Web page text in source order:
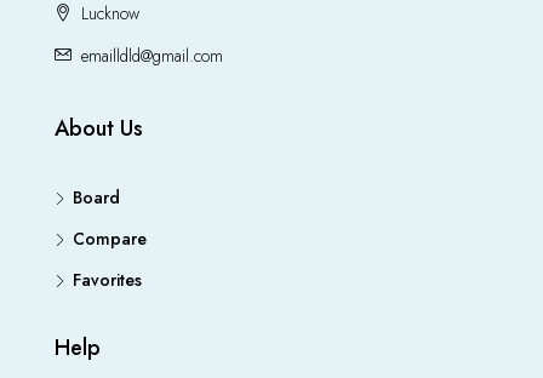
Lucknow
emailldld@gmail.com
About Us
Board
Compare
Favorites
Help